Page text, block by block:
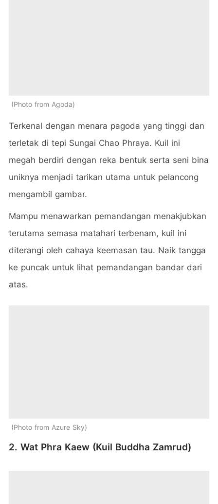
Photo from Agoda
Terkenal dengan menara pagoda yang tinggi dan
terletak di tepi Sungai Chao Phraya. Kuil ini
megah berdiri dengan reka bentuk serta seni bina
uniknya menjadi tarikan utama untuk pelancong
mengambil gambar.
Mampu menawarkan pemandangan menakjubkan
terutama semasa matahari terbenam, kuil ini
diterangi oleh cahaya keemasan tau. Naik tangga
ke puncak untuk lihat pemandangan bandar dari
atas.
Photo from Azure Sky
2. Wat Phra Kaew (Kuil Buddha Zamrud)